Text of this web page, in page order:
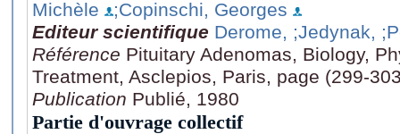
Michèle
;Copinschi, Georges
Editeur scientifique Derome, ;Jedynak,
Référence Pituitary Adenomas, Biology,
Treatment, Asclepios, Paris, page (299-
Publication Publié, 1980
Partie d'ouvrage collectif